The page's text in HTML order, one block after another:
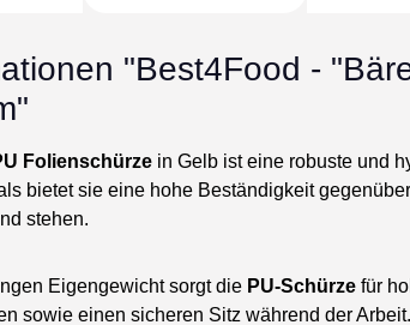
"Best4Food -
Folienschürze in Gelb ist eine robuste und
bietet sie eine hohe Beständigkeit
stehen.
Eigengewicht sorgt die PU-Schürze für
sowie einen sicheren Sitz während der